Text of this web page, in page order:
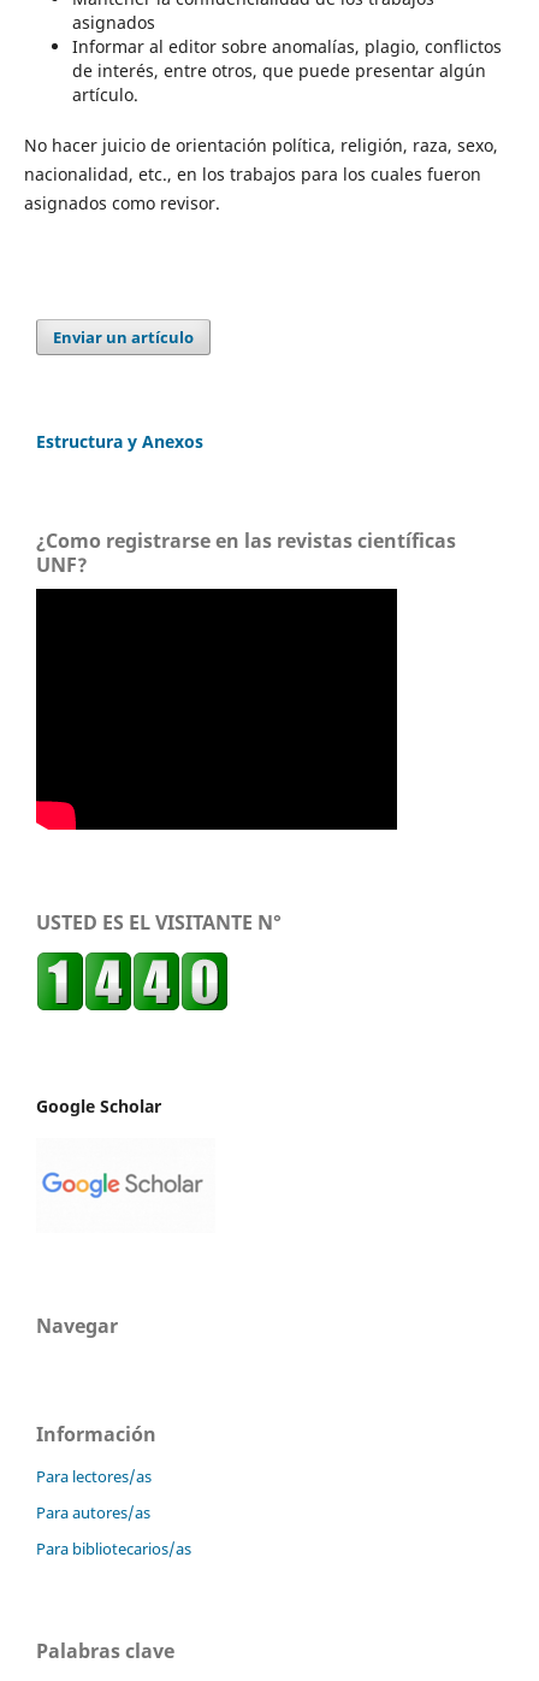
asignados
Informar al editor sobre anomalías, plagio, conflictos
de interés, entre otros, que puede presentar algún
artículo.
No hacer juicio de orientación política, religión, raza, sexo,
nacionalidad, etc., en los trabajos para los cuales fueron
asignados como revisor.
Enviar un artículo
Estructura y Anexos
¿Como registrarse en las revistas científicas
UNF?
USTED ES EL VISITANTE N°
Google Scholar
Navegar
Información
Para lectores/as
Para autores/as
Para bibliotecarios/as
Palabras clave